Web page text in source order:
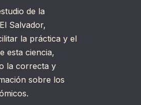
de la
Salvador,
la práctica y el
esta ciencia,
la correcta y
sobre los